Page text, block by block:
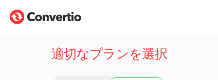
適切なプランを選択